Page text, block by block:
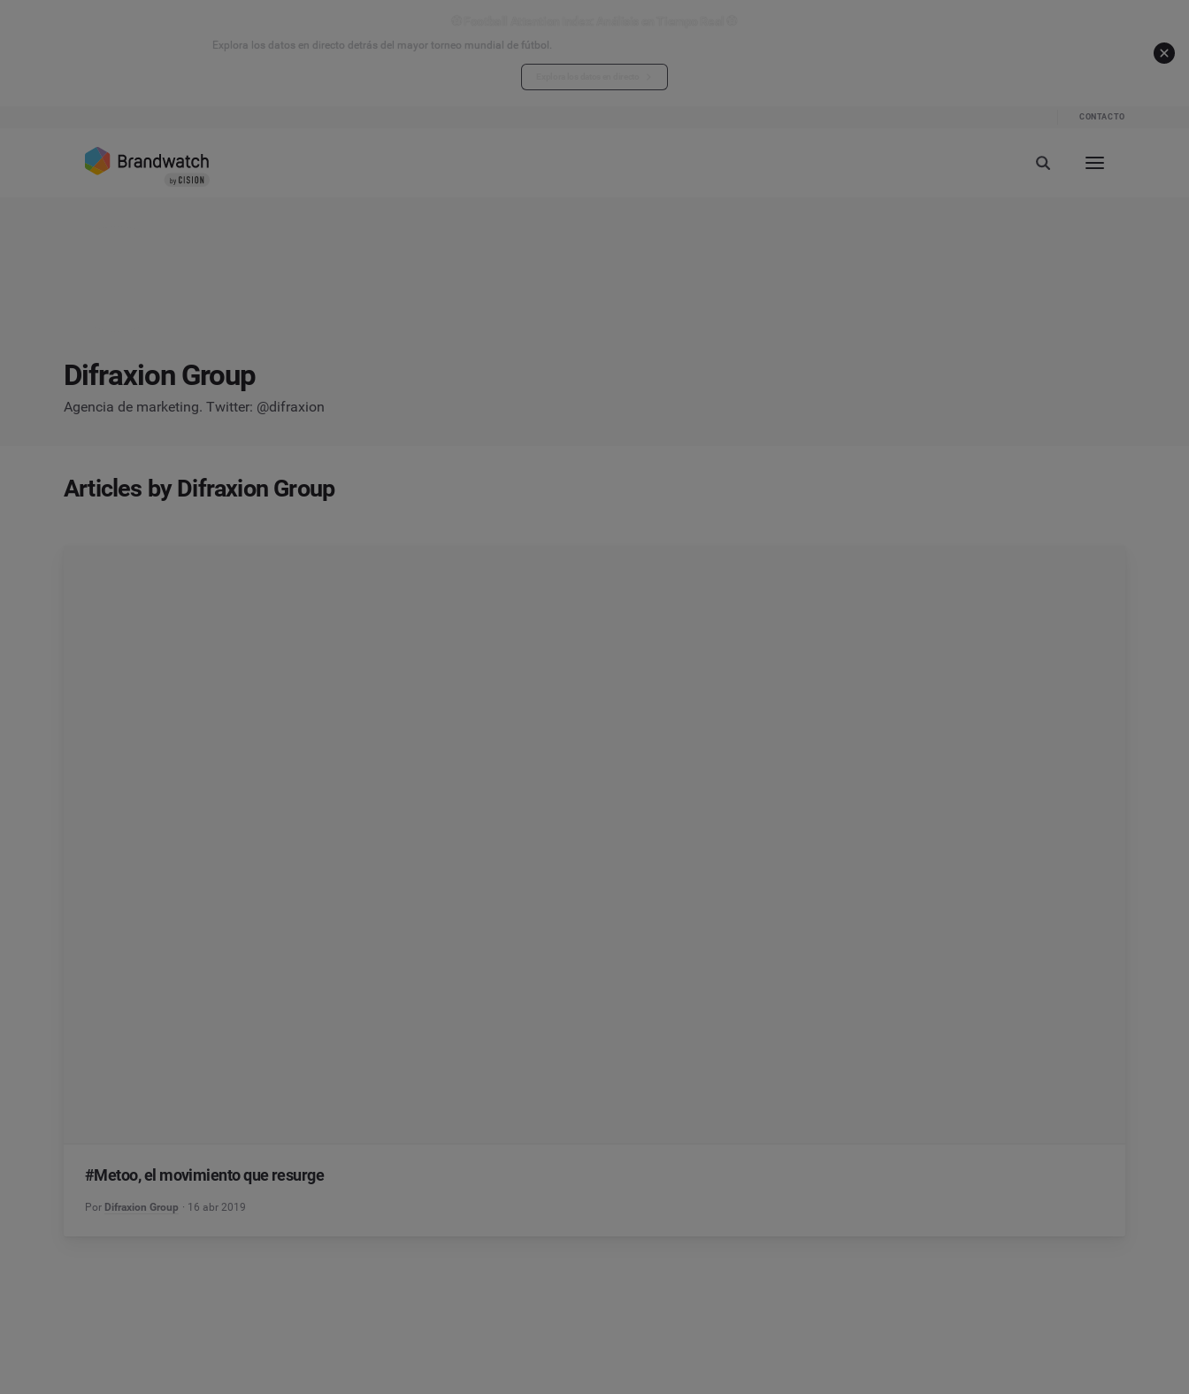
Explora los datos en directo detrás del mayor torneo mundial de fútbol.
CONTACTO
Difraxion Group
Agencia de marketing. Twitter: @difraxion
Articles by Difraxion Group
#Metoo, el movimiento que resurge
Por Difraxion Group 16 abr 2019